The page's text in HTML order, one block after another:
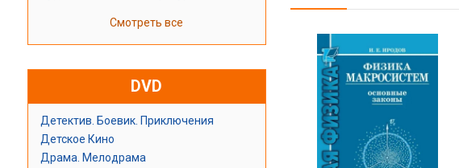
Смотреть все
DVD
Детектив. Боевик. Приключения
Детское Кино
Драма. Мелодрама